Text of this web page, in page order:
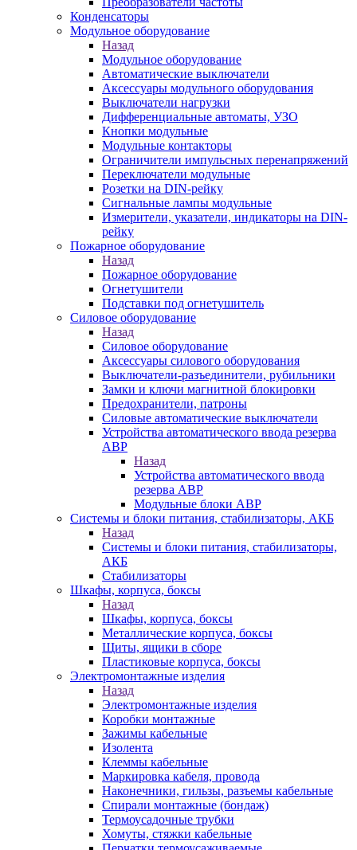
Конденсаторы
Модульное оборудование
Назад
Модульное оборудование
Автоматические выключатели
Аксессуары модульного оборудования
Выключатели нагрузки
Дифференциальные автоматы, УЗО
Кнопки модульные
Модульные контакторы
Ограничители импульсных перенапряжений
Переключатели модульные
Розетки на DIN-рейку
Сигнальные лампы модульные
Измерители, указатели, индикаторы на DIN-
рейку
Пожарное оборудование
Назад
Пожарное оборудование
Огнетушители
Подставки под огнетушитель
Силовое оборудование
Назад
Силовое оборудование
Аксессуары силового оборудования
Выключатели-разъединители, рубильники
Замки и ключи магнитной блокировки
Предохранители, патроны
Силовые автоматические выключатели
Устройства автоматического ввода резерва
АВР
Назад
Устройства автоматического ввода
резерва АВР
Модульные блоки АВР
Системы и блоки питания, стабилизаторы, АКБ
Назад
Системы и блоки питания, стабилизаторы,
АКБ
Стабилизаторы
Шкафы, корпуса, боксы
Назад
Шкафы, корпуса, боксы
Металлические корпуса, боксы
Щиты, ящики в сборе
Пластиковые корпуса, боксы
Электромонтажные изделия
Назад
Электромонтажные изделия
Коробки монтажные
Зажимы кабельные
Изолента
Клеммы кабельные
Маркировка кабеля, провода
Наконечники, гильзы, разъемы кабельные
Спирали монтажные (бондаж)
Термоусадочные трубки
Хомуты, стяжки кабельные